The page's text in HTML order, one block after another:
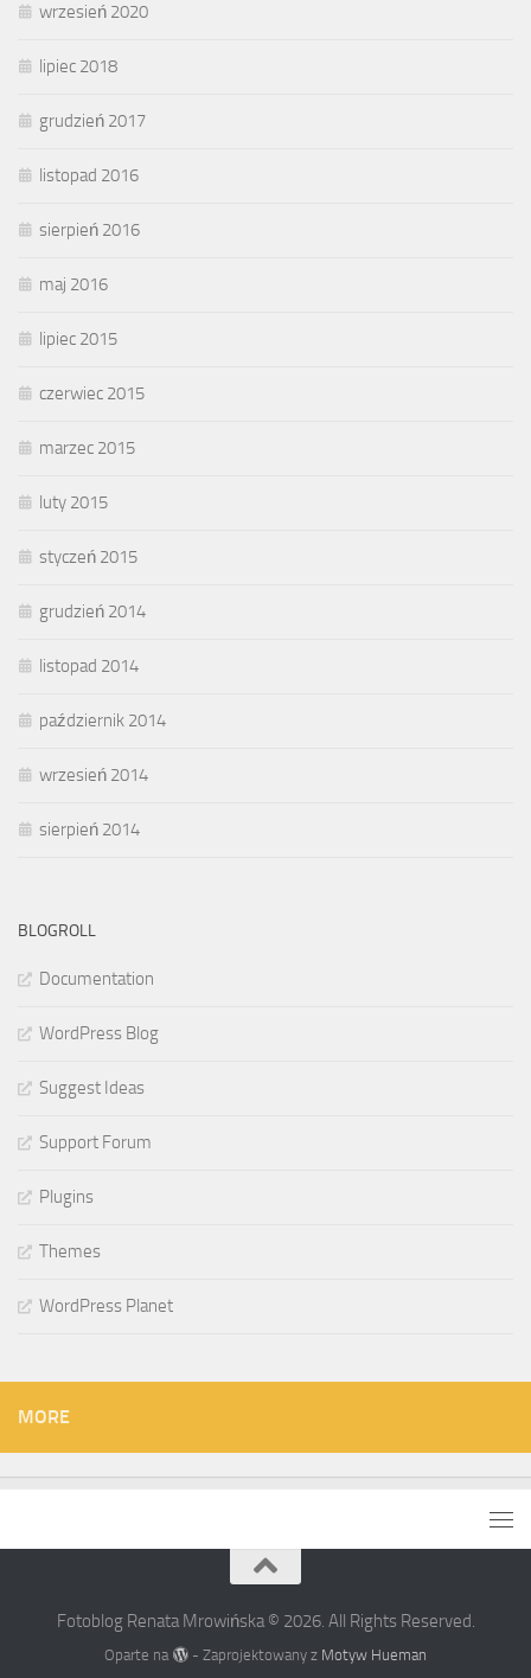
wrzesień 2020
lipiec 2018
grudzień 2017
listopad 2016
sierpień 2016
maj 2016
lipiec 2015
czerwiec 2015
marzec 2015
luty 2015
styczeń 2015
grudzień 2014
listopad 2014
październik 2014
wrzesień 2014
sierpień 2014
BLOGROLL
Documentation
WordPress Blog
Suggest Ideas
Support Forum
Plugins
Themes
WordPress Planet
MORE
Fotoblog Renata Mrowińska © 2026. All Rights Reserved.
Oparte na - Zaprojektowany z Motyw Hueman